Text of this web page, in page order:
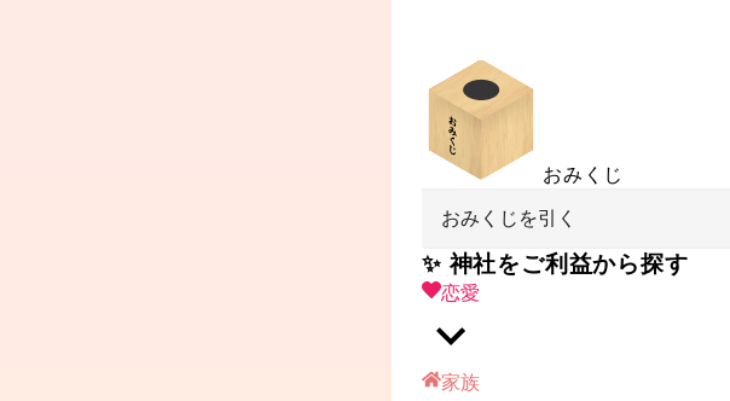
おみくじ
おみくじを引く
✨ 神社をご利益から探す
恋愛
家族